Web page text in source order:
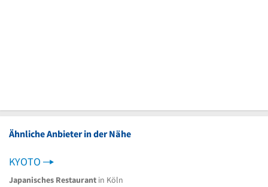
Ähnliche Anbieter in der Nähe
KYOTO
Japanisches Restaurant in Köln